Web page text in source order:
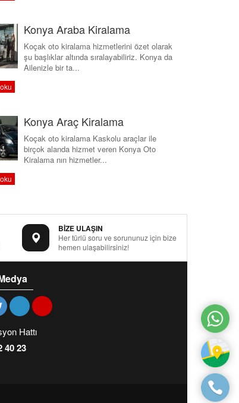
Konya Araba Kiralama
Koçak oto kiralama hizmetlerini özet olarak
şu başlıklar altında sıralayabiliriz. Konya da
Ailenizle bir ta...
Konya Araç Kiralama
Koçak oto kiralama Kaskolu araçlar ile
birçok alanda hizmet veren Konya Oto
Kiralama nın hizmetler...
BİZE ULAŞIN
Her türlü soru ve sorununuz için bize
hemen ulaşabilirsiniz!
Hattı
40 23